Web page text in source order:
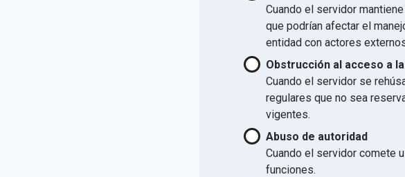
Cuando el servidor
que podrían afectar el
entidad con actores
Obstrucción al acceso a
Cuando el servidor se
regulares que no sea
vigentes.
Abuso de autoridad
Cuando el servidor comete
funciones.